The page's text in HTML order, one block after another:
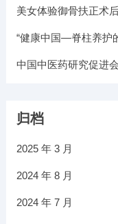
美女体验御骨扶正术
“健康中国—脊柱养护
中国中医药研究促进
归档
2025 年 3 月
2024 年 8 月
2024 年 7 月